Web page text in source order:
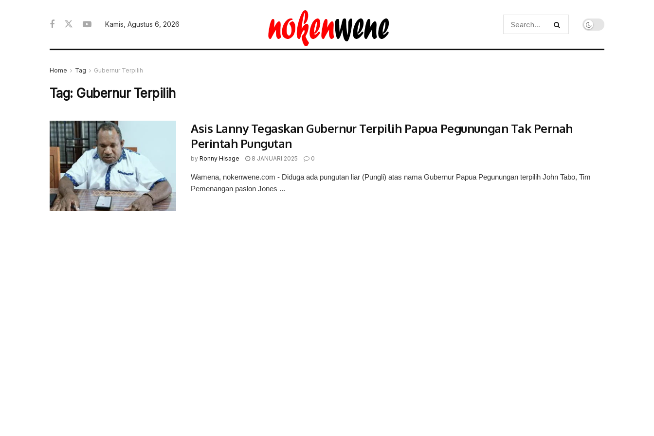
Kamis, Agustus 6, 2026
Home Tag Gubernur Terpilih
Tag: Gubernur Terpilih
Asis Lanny Tegaskan Gubernur Terpilih Papua Pegunungan Tak Pernah
Perintah Pungutan
by Ronny Hisage 8 JANUARI 2025 0
Wamena, nokenwene.com - Diduga ada pungutan liar (Pungli) atas nama Gubernur Papua Pegunungan terpilih John Tabo, Tim
Pemenangan paslon Jones ...